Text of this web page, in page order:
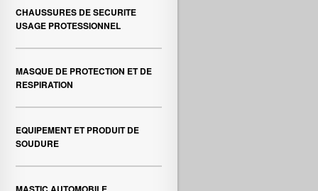
CHAUSSURES DE SECURITE
USAGE PROTESSIONNEL
MASQUE DE PROTECTION ET DE
RESPIRATION
EQUIPEMENT ET PRODUIT DE
SOUDURE